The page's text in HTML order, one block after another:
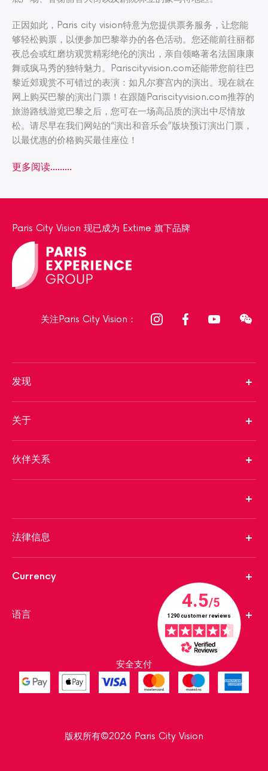
正因如此，Paris city vision特意为您提供票务服务，让您能
够轻松购票，以便参加巴黎举办的各色活动。您还能前往丽都
夜总会或红磨坊观赏精彩绝伦的演出，亲自领略著名法国康康
舞或疯马秀的独特魅力。Pariscityvision.com还能带您前往巴
黎近郊观赏不可错过的表演：如凡尔赛宫内的演出。现在就在
网上购买巴黎的演出门票！在跟随Pariscityvision.com推荐的
旅游路线游览巴黎之后，您可在一场高品质的演出中尽情放
松。请尽早在我们网站的“演出和音乐会”版块预订演出门票，
以最优惠的价格购买最佳座位！
更多阅读...……
Paris City Vision 现已成为 Extime 旗下品牌
关注Paris City Vision：
发现
关于
伙伴关系
法律信息
Currency
语言
安全支付
版权所有©2026 Paris City Vision